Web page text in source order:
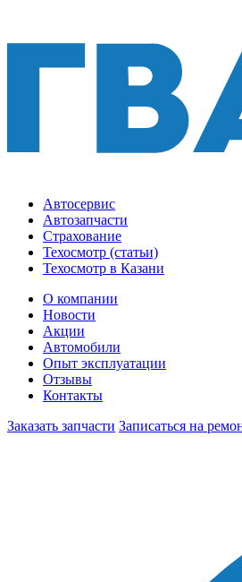
Автосервис
Автозапчасти
Страхование
Техосмотр (статьи)
Техосмотр в Казани
О компании
Новости
Акции
Автомобили
Опыт эксплуатации
Отзывы
Контакты
Заказать запчасти Записаться на